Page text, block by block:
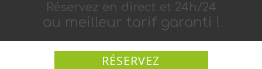
Réservez en di​rect et 24h​/2​​4
au meilleur tarif garanti !
RÉSERVEZ